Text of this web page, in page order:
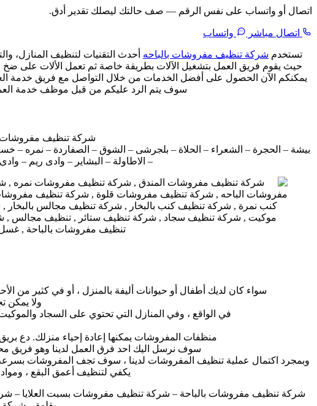
اتصال أو واتساب على نفس الرقم — صف حالتك ليصلك تقدير أدق.
اتصال مباشر واتساب
تستخدم شركة تنظيف مفروشات بالباحه أحدث التقنيات لتنظيف المنازل،
حيث يقوم فريق العمل بتشغيل الآلات بطريقة خاصة ثم تعمل الألات على ضخ
يمكنكم الآن الحصول على أفضل الخدمات من خلال التواصل مع فريق خدمة
سوف يتم الرد عليكم من قبل موظف خدمة
شركة تنظيف مفروشات
بيشة – الحجرة – الشعراء – الحلاة – بلجرشى – الشوق – الصفاردة – نمره –
– الاطاولة – البشاير – وادى ريم –
سواء كان لديك أطفال أو حيوانات أليفة بالمنزل ، أو في كثير من
ولا يمكن
في الواقع ، وفي المنازل التي تحتوي على السجاد
منظفات المفروشات يمكنها إعادة إحياء منزلك. دع
سوف نرسل اليك احد فرق العمل لدينا وهو فريق
وبمجرد اكتمال عملية تنظيف المفروشات لدينا ، سوف تجف المفروشات
يكفي لتنظيف أعمق البقع ، ومواد
شركة تنظيف مفروشات بالباحة – شركة تنظيف مفروشات بسبت العلايا